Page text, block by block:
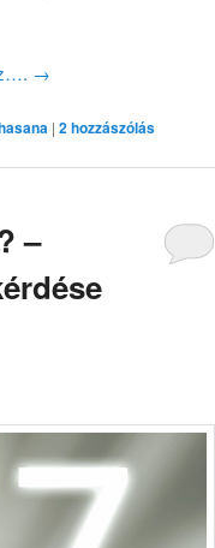
→
| 2hozzászólás
–